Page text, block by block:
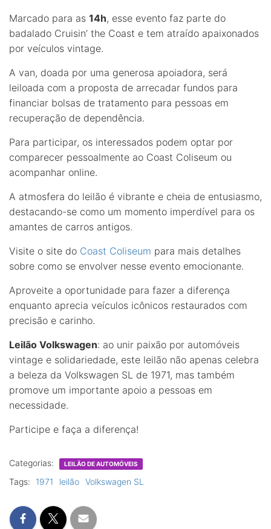
Marcado para as 14h, esse evento faz parte do
badalado Cruisin’ the Coast e tem atraído apaixonados
por veículos vintage.
A van, doada por uma generosa apoiadora, será
leiloada com a proposta de arrecadar fundos para
financiar bolsas de tratamento para pessoas em
recuperação de dependência.
Para participar, os interessados podem optar por
comparecer pessoalmente ao Coast Coliseum ou
acompanhar online.
A atmosfera do leilão é vibrante e cheia de entusiasmo,
destacando-se como um momento imperdível para os
amantes de carros antigos.
Visite o site do Coast Coliseum para mais detalhes
sobre como se envolver nesse evento emocionante.
Aproveite a oportunidade para fazer a diferença
enquanto aprecia veículos icônicos restaurados com
precisão e carinho.
Leilão Volkswagen: ao unir paixão por automóveis
vintage e solidariedade, este leilão não apenas celebra
a beleza da Volkswagen SL de 1971, mas também
promove um importante apoio a pessoas em
necessidade.
Participe e faça a diferença!
Categorias: LEILÃO DE AUTOMÓVEIS
Tags: 1971 leilão Volkswagen SL